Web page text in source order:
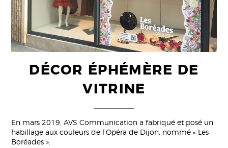
DÉCOR ÉPHÉMÈRE DE
VITRINE
En mars 2019, AVS Communication a fabriqué et posé un
habillage aux couleurs de l’Opéra de Dijon, nommé « Les
Boréades ».